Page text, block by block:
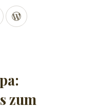
Window
New Window
zum